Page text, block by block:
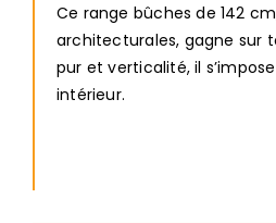
Ce range bûches de 142
architecturales, gagne sur
pur et verticalité, il
intérieur.